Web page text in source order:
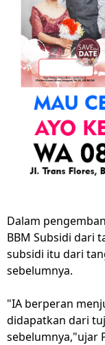
Dalam
BBM Subsidi dari
subsidi itu dari
sebelumnya.
"IA berperan
didapatkan dari
sebelumnya,"ujar